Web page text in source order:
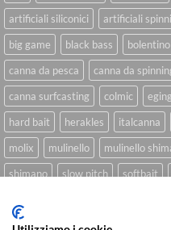
artificiali siliconici
artificiali
big game
black bass bolentino
canna da pesca
canna da
canna surfcasting
colmic
hard bait
herakles italcanna
molix
mulinello mulinello
shimano
slow pitch softbait